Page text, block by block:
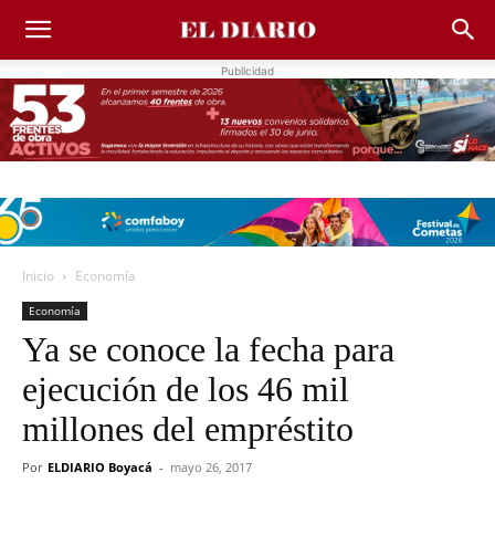
Publicidad
Inicio Economía
Economía
Ya se conoce la fecha para
ejecución de los 46 mil
millones del empréstito
Por ELDIARIO Boyacá - mayo 26, 2017